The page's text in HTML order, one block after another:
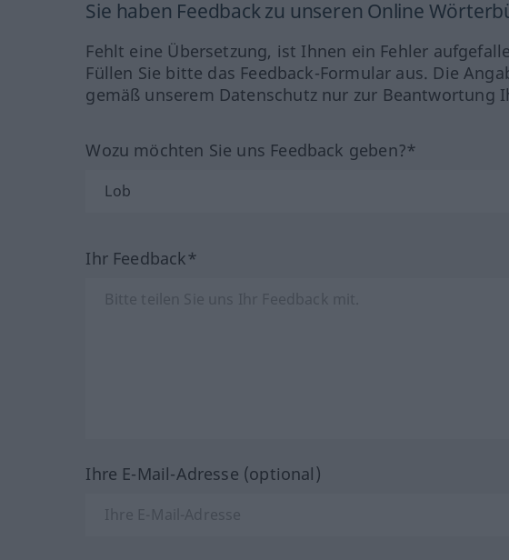
Sie haben Feedback zu unseren Online
Fehlt eine Übersetzung, ist Ihnen ein Fehler
Füllen Sie bitte das Feedback-Formular aus. Die
gemäß unserem Datenschutz nur zur Beantwortung
Wozu möchten Sie uns Feedback geben?*
Ihr Feedback*
Ihre E-Mail-Adresse (optional)